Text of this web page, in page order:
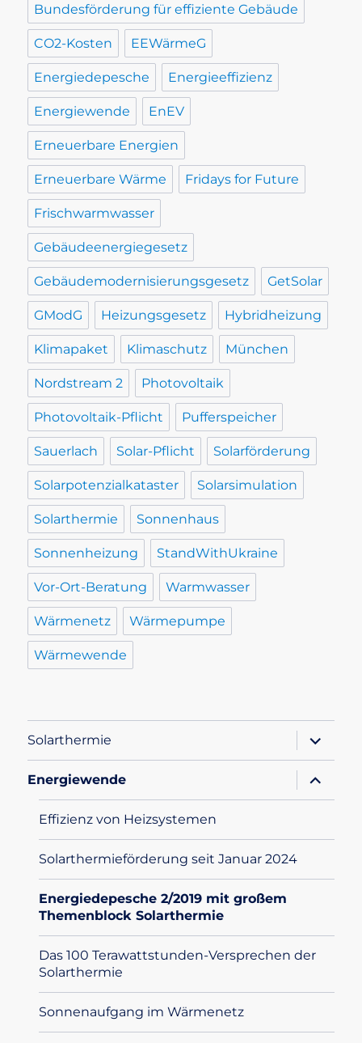
Bundesförderung für effiziente Gebäude
CO2-Kosten EEWärmeG
Energiedepesche Energieeffizienz
Energiewende EnEV
Erneuerbare Energien
Erneuerbare Wärme Fridays for Future
Frischwarmwasser
Gebäudeenergiegesetz
Gebäudemodernisierungsgesetz GetSolar
GModG Heizungsgesetz Hybridheizung
Klimapaket Klimaschutz München
Nordstream 2 Photovoltaik
Photovoltaik-Pflicht Pufferspeicher
Sauerlach Solar-Pflicht Solarförderung
Solarpotenzialkataster Solarsimulation
Solarthermie Sonnenhaus
Sonnenheizung StandWithUkraine
Vor-Ort-Beratung Warmwasser
Wärmenetz Wärmepumpe
Wärmewende
Solarthermie
öffnen
Energiewende
öffnen
Effizienz von Heizsystemen
Solarthermieförderung seit Januar 2024
Energiedepesche 2/2019 mit großem
Themenblock Solarthermie
Das 100 Terawattstunden-Versprechen der
Solarthermie
Sonnenaufgang im Wärmenetz